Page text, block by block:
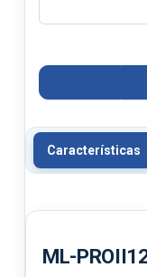
Características
ML-